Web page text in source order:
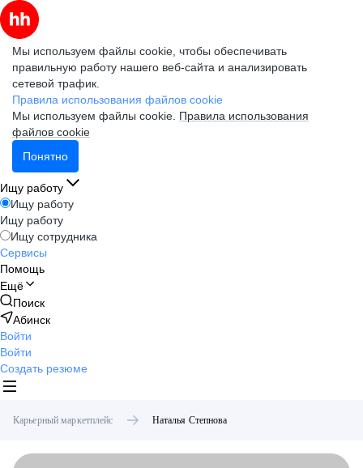
Мы используем файлы cookie, чтобы обеспечивать
правильную работу нашего веб-сайта и анализировать
сетевой трафик.
Правила использования файлов cookie
Мы используем файлы cookie. Правила использования
файлов cookie
Понятно
Ищу работу
Ищу работу
Ищу работу
Ищу сотрудника
Сервисы
Помощь
Ещё
Поиск
Абинск
Войти
Войти
Создать резюме
Карьерный маркетплейс Наталья Степнова